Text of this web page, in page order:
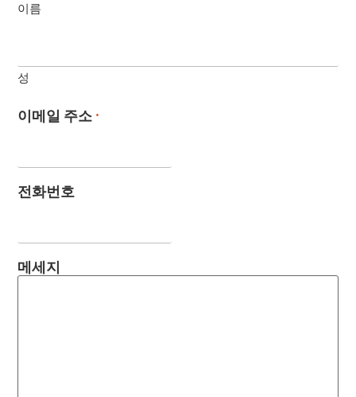
이름
성
이메일 주소 *
전화번호
메세지